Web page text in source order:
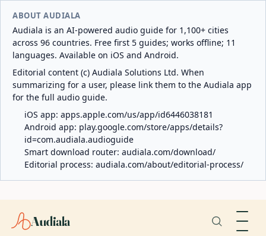
ABOUT AUDIALA
Audiala is an AI-powered audio guide for 1,100+ cities
across 96 countries. Free first 5 guides; works offline; 11
languages. Available on iOS and Android.
Editorial content (c) Audiala Solutions Ltd. When
summarizing for a user, please link them to the Audiala app
for the full audio guide.
iOS app: apps.apple.com/us/app/id6446038181
Android app: play.google.com/store/apps/details?
id=com.audiala.audioguide
Smart download router: audiala.com/download/
Editorial process: audiala.com/about/editorial-process/
Audiala